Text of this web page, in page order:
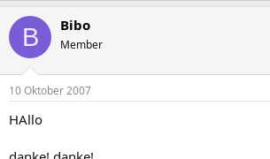
B Bibo
Member
10 Oktober 2007
HAllo